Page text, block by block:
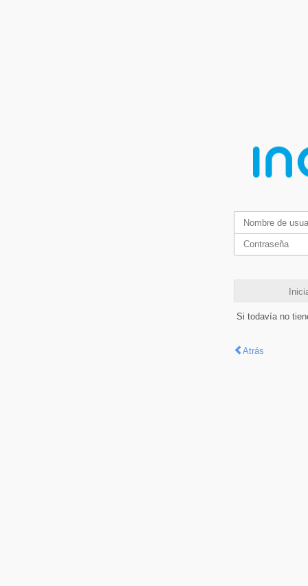
Si todavía no
Atrás